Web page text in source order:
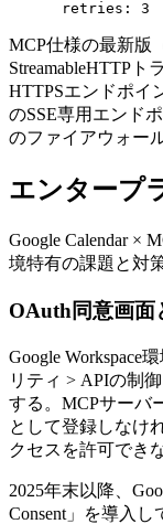
MCP仕様の最新版
StreamableHTTP
HTTPSエンドポイ
のSSE専用エンド
のファイアウォー
エンタープ
Google Calendar ×
境特有の課題と対
OAuth同意画面
Google Workspace
リティ > APIの制
する。MCPサーバ
として登録しなけ
クセスを許可でき
2025年末以降、
Consent」を導入